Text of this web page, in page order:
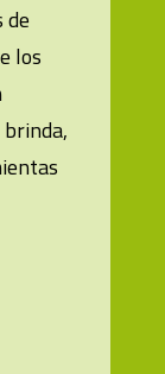
de
los